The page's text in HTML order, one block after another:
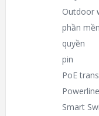
Outdoor
phần
quyền
pin
PoE
Powerline
Smart